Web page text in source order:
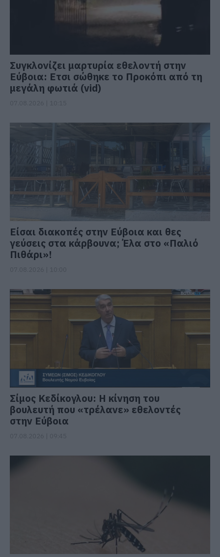
Συγκλονίζει μαρτυρία εθελοντή στην
Εύβοια: Ετσι σώθηκε το Προκόπι από τη
μεγάλη φωτιά (vid)
Είσαι διακοπές στην Εύβοια και θες
γεύσεις στα κάρβουνα; Έλα στο «Παλιό
Πιθάρι»!
Σίμος Κεδίκογλου: Η κίνηση του
βουλευτή που «τρέλανε» εθελοντές
στην Εύβοια